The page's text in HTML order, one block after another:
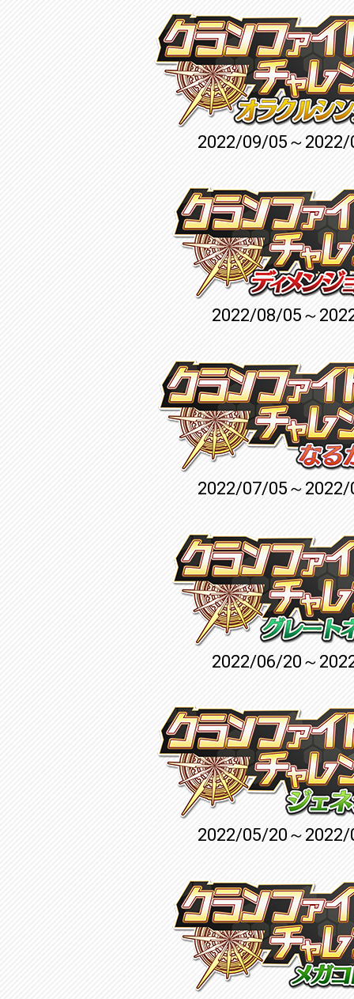
2022/09/05～
2022/08/05～
2022/07/05～
2022/06/20～
2022/05/20～